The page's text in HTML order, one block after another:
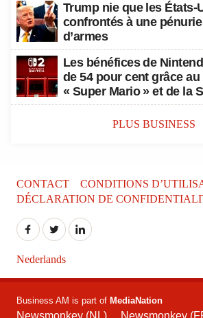
Trump nie que les États-
confrontés à une
d’armes
Les bénéfices de
de 54 pour cent grâce
« Super Mario » et de la
PLUS BUSINESS
CONTACT
CONDITIONS
DÉCLARATION DE
Nederlands
Business AM is part of MediaNation
Newsmonkey (NL) Newsmonkey